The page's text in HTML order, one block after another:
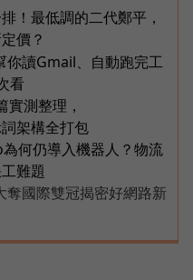
！最低調的二代鄭平，
價？
讀Gmail、自動跑完工
看
測整理，
架構全打包
何仍導入機器人？物流
難題
國際雙冠揭密好網路新